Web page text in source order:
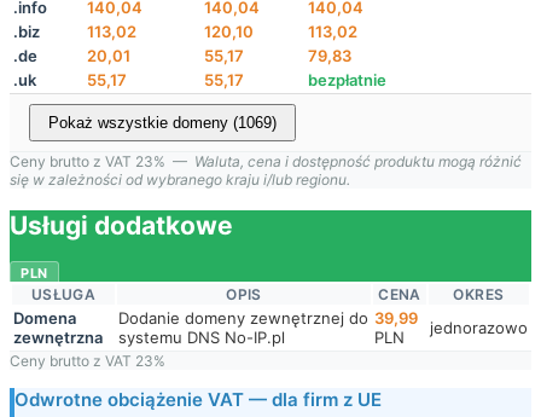
.info
140,04 140,04
140,04
.biz
113,02 120,10
113,02
.de
20,01 55,17
79,83
.uk
55,17 55,17 bezpłatnie
Pokaż wszystkie domeny (1069)
Ceny brutto z VAT 23% — Waluta, cena i dostępność produktu mogą różnić
się w zależności od wybranego kraju i/lub regionu.
Usługi dodatkowe
PLN
USŁUGA OPIS CENA OKRES
Domena
zewnętrzna
Dodanie domeny zewnętrznej do
systemu DNS No-IP.pl
39,99
PLN
jednorazowo
Ceny brutto z VAT 23%
Odwrotne obciążenie VAT — dla firm z UE